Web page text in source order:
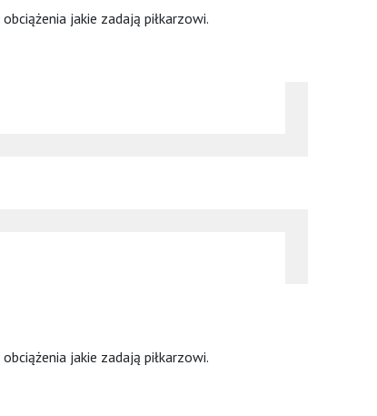
jakie zadają piłkarzowi.
jakie zadają piłkarzowi.